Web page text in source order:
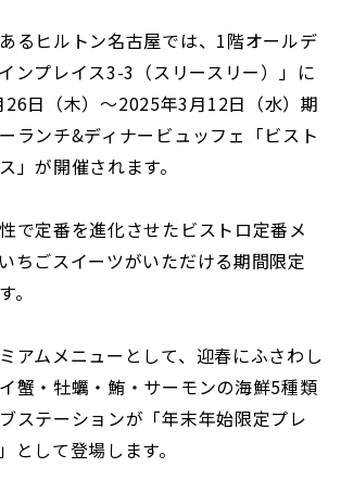
るヒルトン名古屋では、1階オールデ
ンプレイス3-3（スリースリー）」に
日（木）～2025年3月12日（水）期
ランチ&ディナービュッフェ「ビスト
」が開催されます。
で定番を進化させたビストロ定番メ
ちごスイーツがいただける期間限定
。
アムメニューとして、迎春にふさわし
蟹・牡蠣・鮪・サーモンの海鮮5種類
ステーションが「年末年始限定プレ
として登場します。